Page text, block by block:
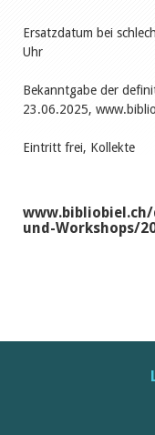
Ersatzdatum bei
Uhr
Bekanntgabe der
23.06.2025,
Eintritt frei, Kollekte
und-Workshops/